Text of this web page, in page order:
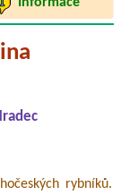
rybníků.